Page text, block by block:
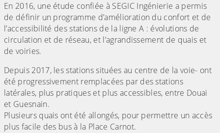
En 2016, une étude confiée à SEGIC Ingénierie a permis
de définir un programme d’amélioration du confort et de
l’accessibilité des stations de la ligne A : évolutions de
circulation et de réseau, et l’agrandissement de quais et
de voiries.
Depuis 2017, les stations situées au centre de la voie- ont
été progressivement remplacées par des stations
latérales, plus pratiques et plus accessibles, entre Douai
et Guesnain.
Plusieurs quais ont été allongés, pour permettre un accès
plus facile des bus à la Place Carnot.